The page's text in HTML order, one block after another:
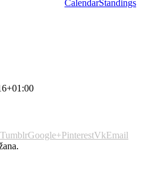
CalendarStandings
TumblrGoogle+PinterestVkEmail